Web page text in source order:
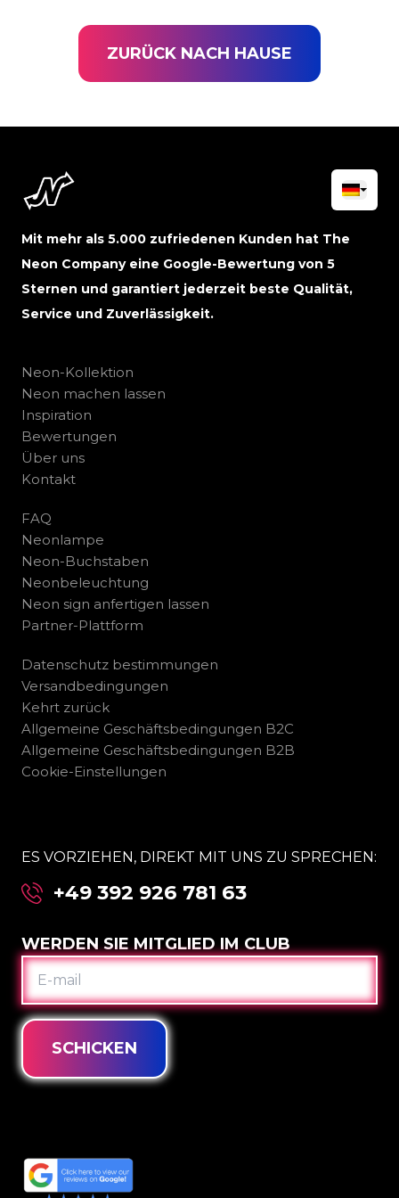
ZURÜCK NACH HAUSE
Mit mehr als 5.000 zufriedenen Kunden hat The
Neon Company eine Google-Bewertung von 5
Sternen und garantiert jederzeit beste Qualität,
Service und Zuverlässigkeit.
Neon-Kollektion
Neon machen lassen
Inspiration
Bewertungen
Über uns
Kontakt
FAQ
Neonlampe
Neon-Buchstaben
Neonbeleuchtung
Neon sign anfertigen lassen
Partner-Plattform
Datenschutz bestimmungen
Versandbedingungen
Kehrt zurück
Allgemeine Geschäftsbedingungen B2C
Allgemeine Geschäftsbedingungen B2B
Cookie-Einstellungen
ES VORZIEHEN, DIREKT MIT UNS ZU SPRECHEN:
+49 392 926 781 63
WERDEN SIE MITGLIED IM CLUB
E-
MAIL
SCHICKEN